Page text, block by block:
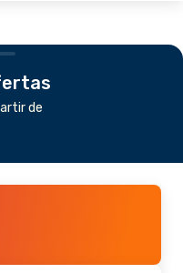
de